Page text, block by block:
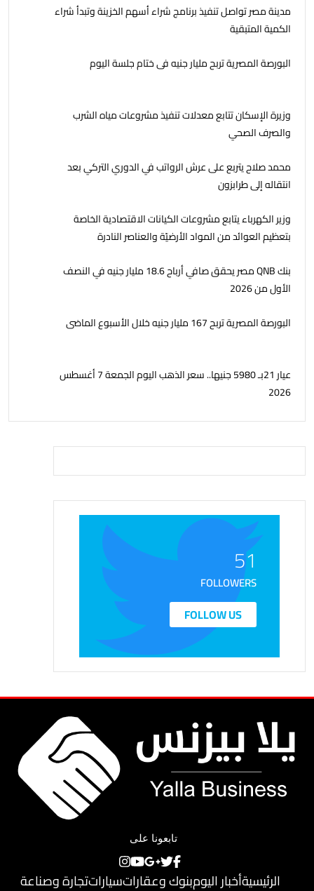
مدينة مصر تواصل تنفيذ برنامج شراء أسهم الخزينة وتبدأ شراء
الكمية المتبقية
البورصة المصرية تربح مليار جنيه فى ختام جلسة اليوم
وزيرة الإسكان تتابع معدلات تنفيذ مشروعات مياه الشرب
والصرف الصحي
محمد صلاح يتربع على عرش الرواتب في الدوري التركي بعد
انتقاله إلى طرابزون
وزير الكهرباء يتابع مشروعات الكيانات الاقتصادية الخاصة
بتعظيم العوائد من المواد الأرضيّة والعناصر النادرة
بنك QNB مصر يحقق صافي أرباح 18.6 مليار جنيه في النصف
الأول من 2026
البورصة المصرية تربح 167 مليار جنيه خلال الأسبوع الماضى
عيار 21بـ 5980 جنيها.. سعر الذهب اليوم الجمعة 7 أغسطس
2026
51
FOLLOWERS
FOLLOW US
تابعونا على
الرئيسيةأخبار اليومبنوك وعقاراتسياراتتجارة وصناعة